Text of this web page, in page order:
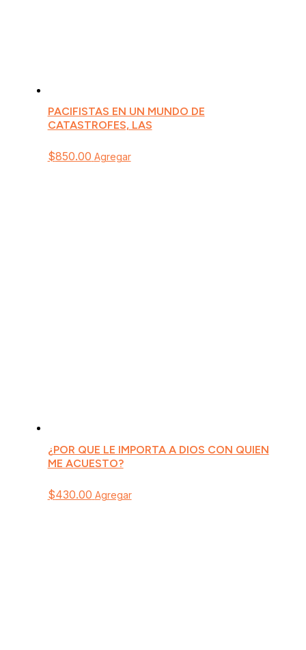
PACIFISTAS EN UN MUNDO DE
CATASTROFES, LAS
$850.00 Agregar
¿POR QUE LE IMPORTA A DIOS CON QUIEN
ME ACUESTO?
$430.00 Agregar